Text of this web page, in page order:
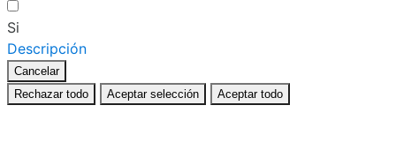
Si
Descripción
Cancelar
Rechazar todo
Aceptar selección Aceptar todo